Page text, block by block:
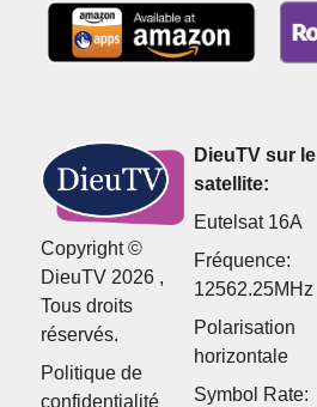
Copyright ©
DieuTV 2026 ,
Tous droits
réservés.
Politique de
confidentialité
DieuTV sur le
satellite:
Eutelsat 16A
Fréquence:
12562.25MHz
Polarisation
horizontale
Symbol Rate: